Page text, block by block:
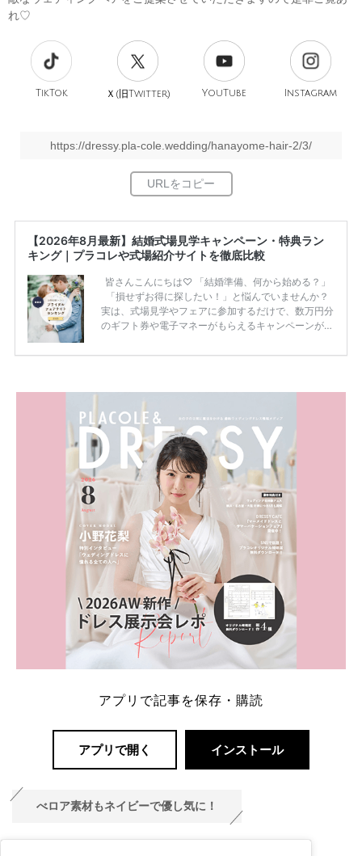
れ♡
TikTok Ｘ(旧Twitter) YouTube Instagram
https://dressy.pla-cole.wedding/hanayome-hair-2/3/
【2026年8月最新】結婚式場見学キャンペーン・特典ラン
キング｜プラコレや式場紹介サイトを徹底比較
皆さんこんにちは♡ 「結婚準備、何から始める？」
「損せずお得に探したい！」と悩んでいませんか？
実は、式場見学やフェアに参加するだけで、数万円分
のギフト券や電子マネーがもらえるキャンペーンがあ
ため、比較せずに選ぶと損をしてしまうことも……。
内容：特典金額・条件・応募方法・注意点 「どこが
一番お得？」「プラコレの特典は？」といった疑問も
解決します。 まずは診断で候補を絞れる「ウェディ
ング診断」か、体験型 […]
続きを読む
アプリで記事を保存・購読
アプリで開く インストール
べロア素材もネイビーで優し気に！